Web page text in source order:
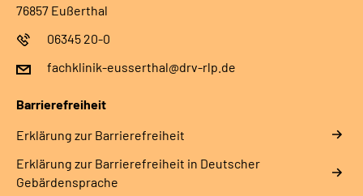
76857 Eußerthal
06345 20-0
fachklinik-eusserthal@drv-rlp.de
Barrierefreiheit
Erklärung zur Barrierefreiheit
Erklärung zur Barrierefreiheit in Deutscher
Gebärdensprache